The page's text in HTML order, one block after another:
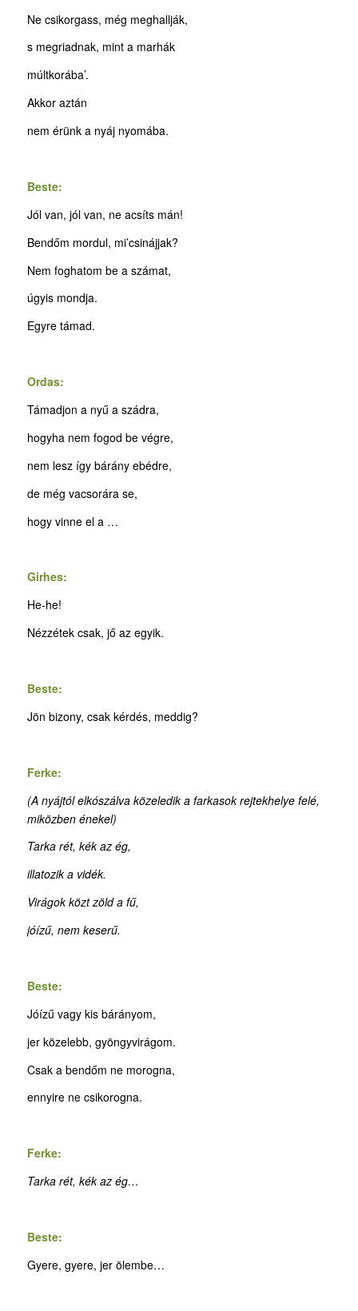
Ne csikorgass, még meghallják,
s megriadnak, mint a marhák
múltkorába’.
Akkor aztán
nem érünk a nyáj nyomába.
Beste:
Jól van, jól van, ne acsíts mán!
Bendőm mordul, mi’csinájjak?
Nem foghatom be a számat,
úgyis mondja.
Egyre támad.
Ordas:
Támadjon a nyű a szádra,
hogyha nem fogod be végre,
nem lesz így bárány ebédre,
de még vacsorára se,
hogy vinne el a …
Girhes:
He-he!
Nézzétek csak, jő az egyik.
Beste:
Jön bizony, csak kérdés, meddig?
Ferke:
(A nyájtól elkószálva közeledik a farkasok rejtekhelye felé,
miközben énekel)
Tarka rét, kék az ég,
illatozik a vidék.
Virágok közt zöld a fű,
jóízű, nem keserű.
Beste:
Jóízű vagy kis bárányom,
jer közelebb, gyöngyvirágom.
Csak a bendőm ne morogna,
ennyire ne csikorogna.
Ferke:
Tarka rét, kék az ég…
Beste:
Gyere, gyere, jer ölembe…